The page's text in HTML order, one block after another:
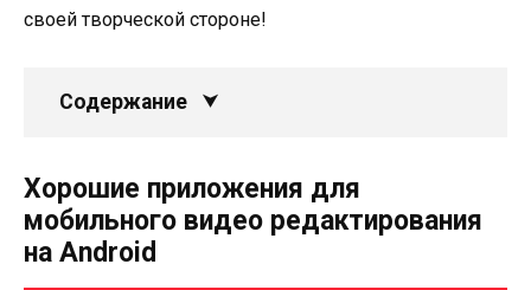
своей творческой стороне!
Содержание
Хорошие приложения для
мобильного видео редактирования
на Android